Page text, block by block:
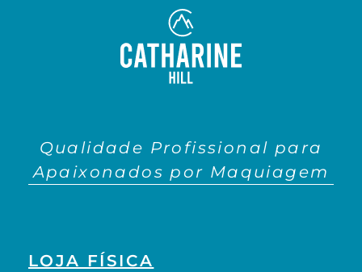
Qualidade Profissional para
Apaixonados por Maquiagem
LOJA FÍSICA